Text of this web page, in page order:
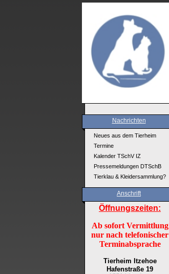
Nachrichten
Neues aus dem Tierheim
Termine
Kalender TSchV IZ
Pressemeldungen DTSchB
Tierklau & Kleidersammlung?
Anschrift
Öffnungszeiten:
Ab sofort Vermittlung
nur nach telefonischer
Terminabsprache
Tierheim Itzehoe
Hafenstraße 19